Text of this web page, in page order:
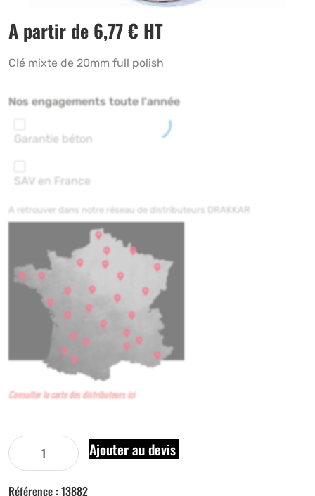
A partir de 6,77€ HT
Clé mixte de 20mm full polish
Nos engagements toute l'année
Garantie béton
SAV en France
A retrouver dans notre réseau de distributeurs DRAKKAR
Consulter la carte des distributeurs ici
Ajouter au devis
Référence : 13882